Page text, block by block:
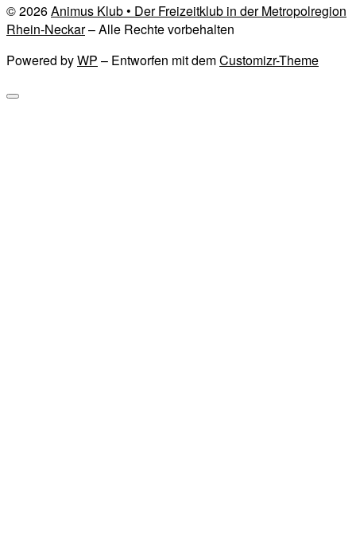
© 2026Animus Klub • Der Freizeitklub in der Metropolregion
Rhein-Neckar– Alle Rechte vorbehalten
Powered byWP – Entworfen mit demCustomizr-Theme